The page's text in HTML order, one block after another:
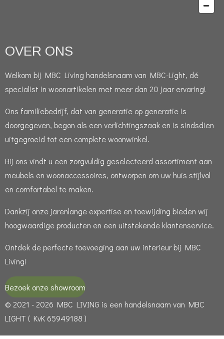
OVER ONS
Welkom bij MBC Living handelsnaam van MBC-Light, dé
specialist in woonartikelen met meer dan 20 jaar ervaring!
Ons familiebedrijf, dat van generatie op generatie is
doorgegeven, begon als een verlichtingszaak en is sindsdien
uitgegroeid tot een complete woonwinkel.
Bij ons vindt u een zorgvuldig geselecteerd assortiment aan
meubels en woonaccessoires, ontworpen om uw huis stijlvol
en comfortabel te maken.
Dankzij onze jarenlange expertise en toewijding bieden wij
hoogwaardige producten en een uitstekende klantenservice.
Ontdek de perfecte toevoeging aan uw interieur bij MBC
Living!
Bezoek onze showroom
© 2021 - 2026 MBC LIVING is een handelsnaam van MBC
LIGHT ( KvK 65949188 )